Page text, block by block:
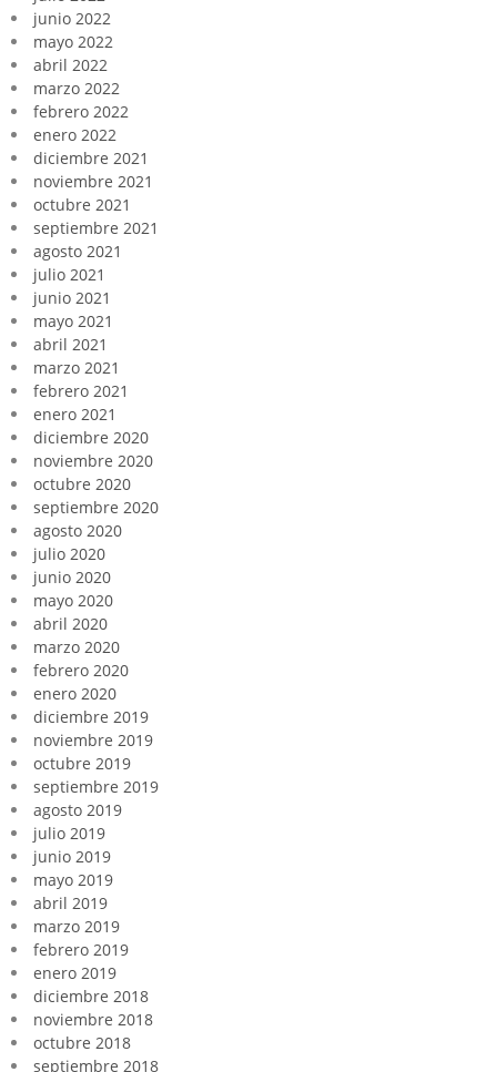
junio 2022
mayo 2022
abril 2022
marzo 2022
febrero 2022
enero 2022
diciembre 2021
noviembre 2021
octubre 2021
septiembre 2021
agosto 2021
julio 2021
junio 2021
mayo 2021
abril 2021
marzo 2021
febrero 2021
enero 2021
diciembre 2020
noviembre 2020
octubre 2020
septiembre 2020
agosto 2020
julio 2020
junio 2020
mayo 2020
abril 2020
marzo 2020
febrero 2020
enero 2020
diciembre 2019
noviembre 2019
octubre 2019
septiembre 2019
agosto 2019
julio 2019
junio 2019
mayo 2019
abril 2019
marzo 2019
febrero 2019
enero 2019
diciembre 2018
noviembre 2018
octubre 2018
septiembre 2018